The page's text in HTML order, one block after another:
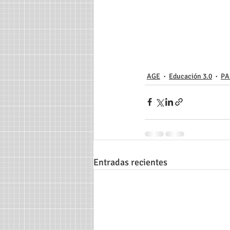
AGE Educación 3.0
Entradas recientes